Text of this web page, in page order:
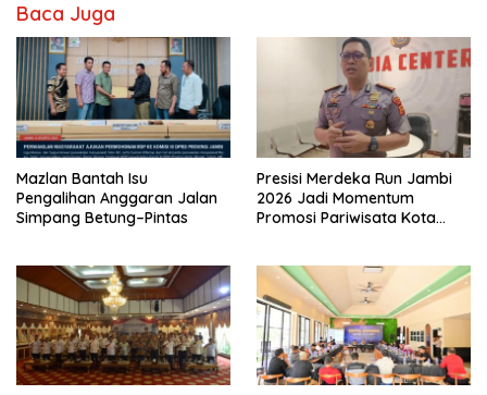
Baca Juga
Mazlan Bantah Isu
Pengalihan Anggaran Jalan
Simpang Betung–Pintas
Presisi Merdeka Run Jambi
2026 Jadi Momentum
Promosi Pariwisata Kota